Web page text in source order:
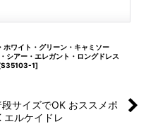
ワイト・グリーン・キャミソー
シアー・エレガント・ロングドレス
S35103-1]
サイズでOK おススメポ
エルケイドレ